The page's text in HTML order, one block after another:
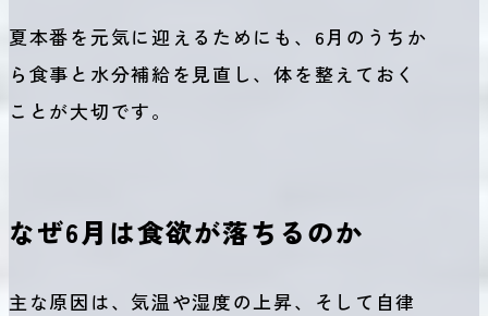
夏本番を元気に迎えるためにも、6月のうちか
ら食事と水分補給を見直し、体を整えておく
ことが大切です。
なぜ6月は食欲が落ちるのか
主な原因は、気温や湿度の上昇、そして自律